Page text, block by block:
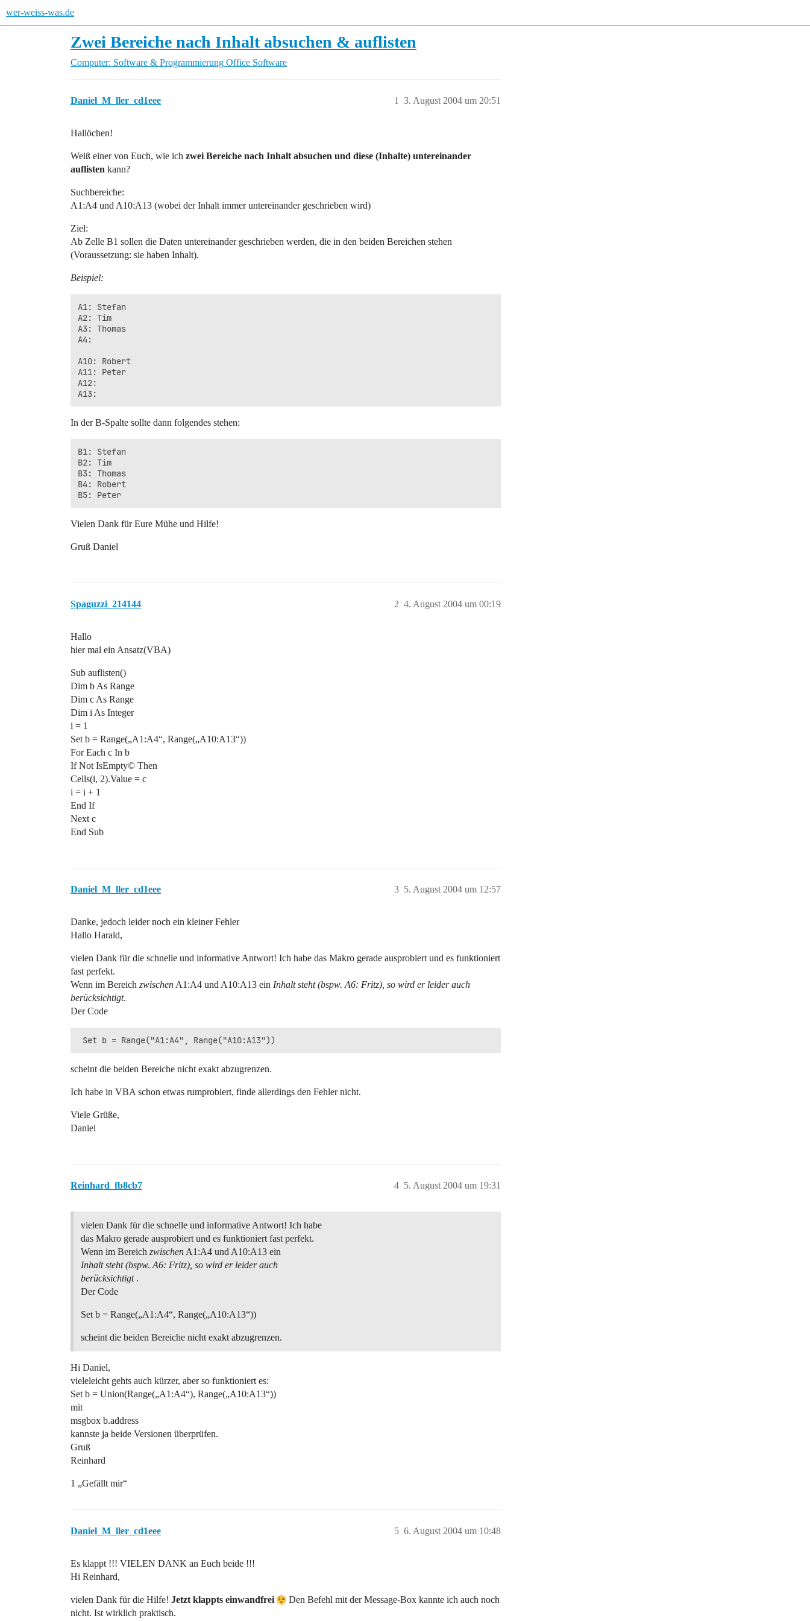
wer-weiss-was.de
Zwei Bereiche nach Inhalt absuchen & auflisten
Computer: Software & Programmierung Office Software
Daniel_M_ller_cd1eee 3. August 2004 um 20:51
1
Hallöchen!
Weiß einer von Euch, wie ich zwei Bereiche nach Inhalt absuchen und diese (Inhalte) untereinander
auflisten kann?
Suchbereiche:
A1:A4 und A10:A13 (wobei der Inhalt immer untereinander geschrieben wird)
Ziel:
Ab Zelle B1 sollen die Daten untereinander geschrieben werden, die in den beiden Bereichen stehen
(Voraussetzung: sie haben Inhalt).
Beispiel:
A1: Stefan
A2: Tim
A3: Thomas
A4:
A10: Robert
A11: Peter
A12:
In der B-Spalte sollte dann folgendes stehen:
B1: Stefan
B2: Tim
B3: Thomas
B4: Robert
Vielen Dank für Eure Mühe und Hilfe!
Gruß Daniel
Spaguzzi_214144 4. August 2004 um 00:19
2
Hallo
hier mal ein Ansatz(VBA)
Sub auflisten()
Dim b As Range
Dim c As Range
Dim i As Integer
i = 1
Set b = Range(„A1:A4“, Range(„A10:A13“))
For Each c In b
If Not IsEmpty© Then
Cells(i, 2).Value = c
i = i + 1
End If
Next c
End Sub
Daniel_M_ller_cd1eee 5. August 2004 um 12:57
3
Danke, jedoch leider noch ein kleiner Fehler
Hallo Harald,
vielen Dank für die schnelle und informative Antwort! Ich habe das Makro gerade ausprobiert und es funktioniert
fast perfekt.
Wenn im Bereich zwischen A1:A4 und A10:A13 ein Inhalt steht (bspw. A6: Fritz), so wird er leider auch
berücksichtigt.
Der Code
scheint die beiden Bereiche nicht exakt abzugrenzen.
Ich habe in VBA schon etwas rumprobiert, finde allerdings den Fehler nicht.
Viele Grüße,
Daniel
Reinhard_fb8cb7 5. August 2004 um 19:31
4
vielen Dank für die schnelle und informative Antwort! Ich habe
das Makro gerade ausprobiert und es funktioniert fast perfekt.
Wenn im Bereich zwischen A1:A4 und A10:A13 ein
Inhalt steht (bspw. A6: Fritz), so wird er leider auch
berücksichtigt.
Der Code
Set b = Range(„A1:A4“, Range(„A10:A13“))
scheint die beiden Bereiche nicht exakt abzugrenzen.
Hi Daniel,
vieleleicht gehts auch kürzer, aber so funktioniert es:
Set b = Union(Range(„A1:A4“), Range(„A10:A13“))
mit
msgbox b.address
kannste ja beide Versionen überprüfen.
Gruß
Reinhard
1 „Gefällt mir“
Daniel_M_ller_cd1eee 6. August 2004 um 10:48
5
Es klappt !!! VIELEN DANK an Euch beide !!!
Hi Reinhard,
vielen Dank für die Hilfe! Jetzt klappts einwandfrei
Den Befehl mit der Message-Box kannte ich auch noch
nicht. Ist wirklich praktisch.